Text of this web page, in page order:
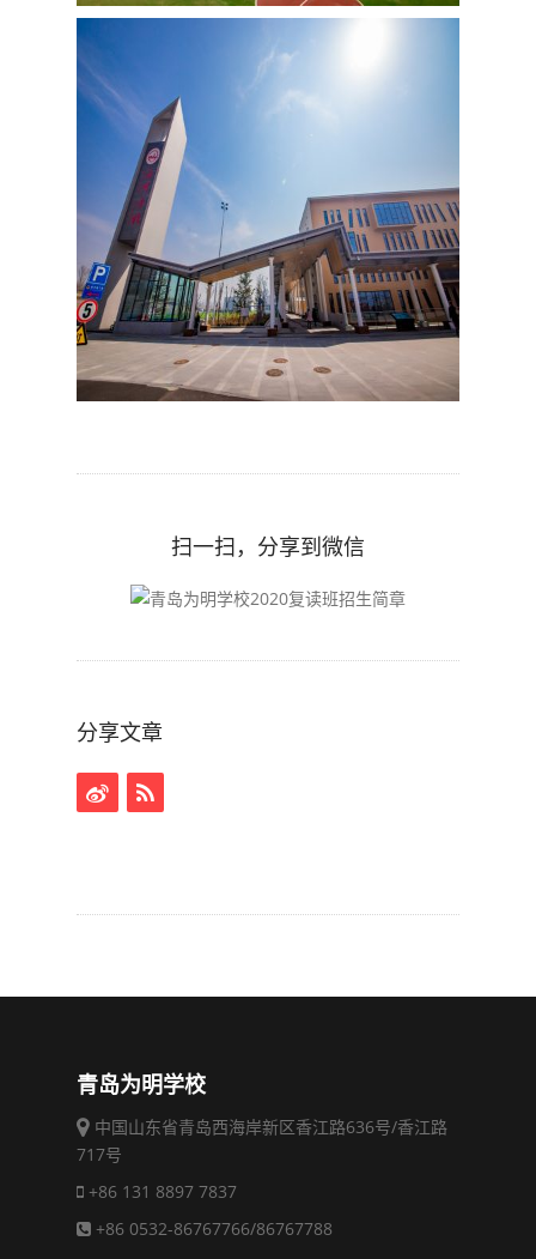
扫一扫，分享到微信
分享文章
青岛为明学校
中国山东省青岛西海岸新区香江路636号/香江路
717号
+86 131 8897 7837
+86 0532-86767766/86767788